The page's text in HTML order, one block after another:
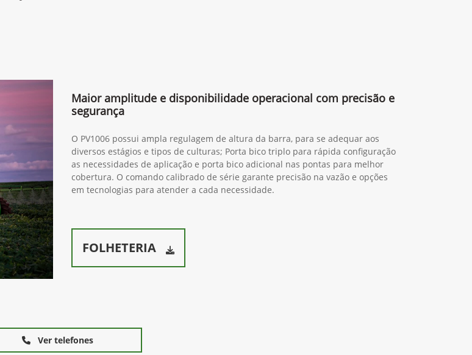
Maior amplitude e disponibilidade operacional com precisão e
segurança
O PV1006 possui ampla regulagem de altura da barra, para se adequar aos
diversos estágios e tipos de culturas; Porta bico triplo para rápida configuração
as necessidades de aplicação e porta bico adicional nas pontas para melhor
cobertura. O comando calibrado de série garante precisão na vazão e opções
em tecnologias para atender a cada necessidade.
FOLHETERIA
Ver telefones